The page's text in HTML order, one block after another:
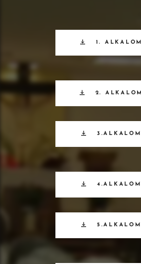
1. ALKALOM
2. ALKALOM
3.ALKALOM
4.ALKALOM
5.ALKALOM